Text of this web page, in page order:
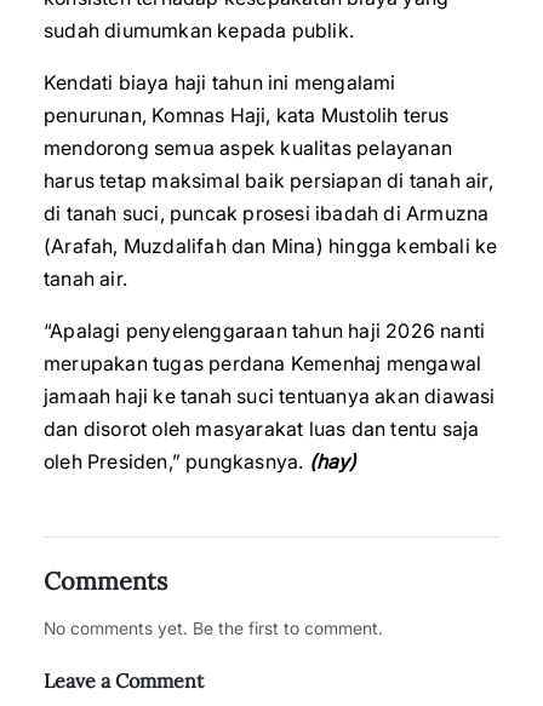
sudah diumumkan kepada publik.
Kendati biaya haji tahun ini mengalami
penurunan, Komnas Haji, kata Mustolih terus
mendorong semua aspek kualitas pelayanan
harus tetap maksimal baik persiapan di tanah air,
di tanah suci, puncak prosesi ibadah di Armuzna
(Arafah, Muzdalifah dan Mina) hingga kembali ke
tanah air.
“Apalagi penyelenggaraan tahun haji 2026 nanti
merupakan tugas perdana Kemenhaj mengawal
jamaah haji ke tanah suci tentuanya akan diawasi
dan disorot oleh masyarakat luas dan tentu saja
oleh Presiden,” pungkasnya. (hay)
Comments
No comments yet. Be the first to comment.
Leave a Comment